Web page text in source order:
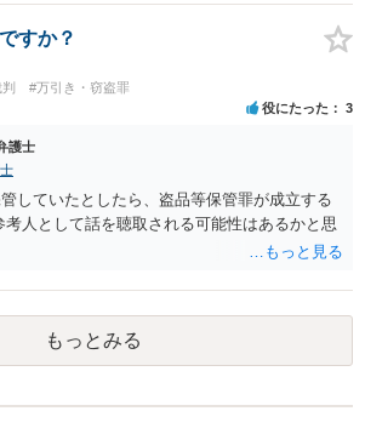
なり、検討してください
すか？
#万引き・窃盗罪
役にたった 3
護士
していたとしたら、盗品等保管罪が成立する
人として話を聴取される可能性はあるかと思
もっとみる